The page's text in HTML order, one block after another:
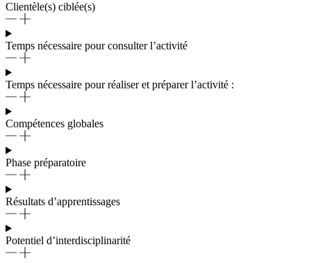
Clientèle(s) ciblée(s)
Temps nécessaire pour consulter l’activité
Temps nécessaire pour réaliser et préparer l’activité :
Compétences globales
Phase préparatoire
Résultats d’apprentissages
Potentiel d’interdisciplinarité